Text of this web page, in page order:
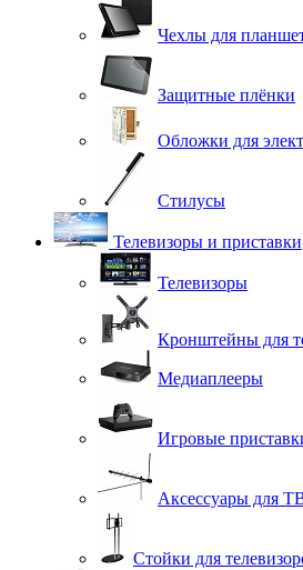
Чехлы для
Защитные плёнки
Обложки для
Стилусы
Телевизоры и приставки
Телевизоры
Кронштейны для
Медиаплееры
Игровые
Аксессуары для
Стойки для